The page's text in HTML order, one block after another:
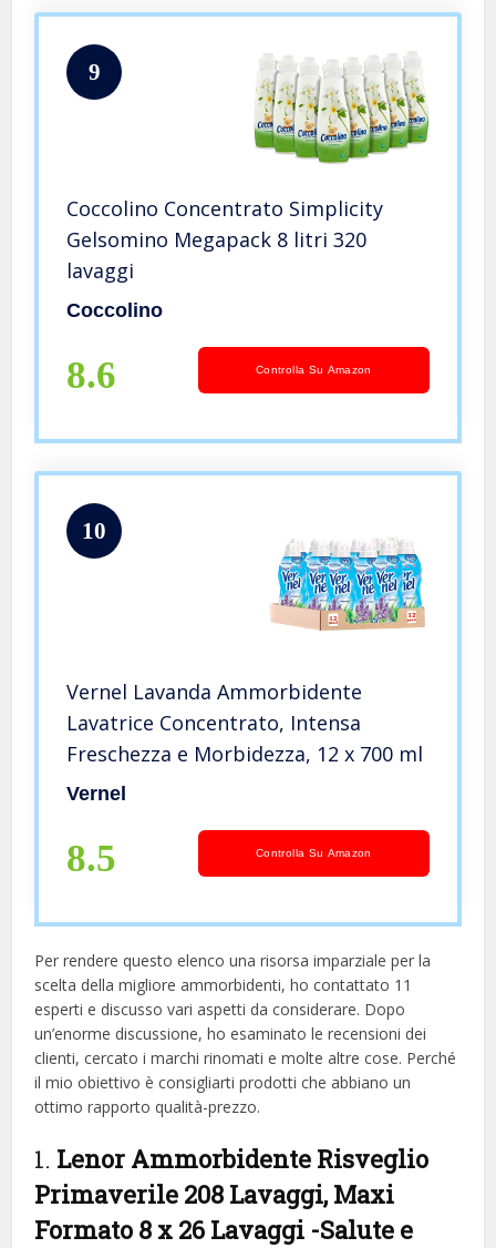
9
Coccolino Concentrato Simplicity
Gelsomino Megapack 8 litri 320
lavaggi
Coccolino
8.6 Controlla Su Amazon
10
Vernel Lavanda Ammorbidente
Lavatrice Concentrato, Intensa
Freschezza e Morbidezza, 12 x 700 ml
Vernel
8.5 Controlla Su Amazon
Per rendere questo elenco una risorsa imparziale per la
scelta della migliore ammorbidenti, ​​ho contattato 11
esperti e discusso vari aspetti da considerare. Dopo
un’enorme discussione, ho esaminato le recensioni dei
clienti, cercato i marchi rinomati e molte altre cose. Perché
il mio obiettivo è consigliarti prodotti che abbiano un
ottimo rapporto qualità-prezzo.
1. Lenor Ammorbidente Risveglio
Primaverile 208 Lavaggi, Maxi
Formato 8 x 26 Lavaggi -Salute e